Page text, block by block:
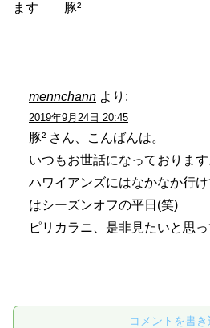
ます 豚²
mennchann より:
2019年9月24日 20:45
豚² さん、こんばんは。
いつもお世話になっております
ハワイアンズにはなかなか行
はシーズンオフの平日(笑)
ピリカラニ、是非見たいと思っ
コメントを書き